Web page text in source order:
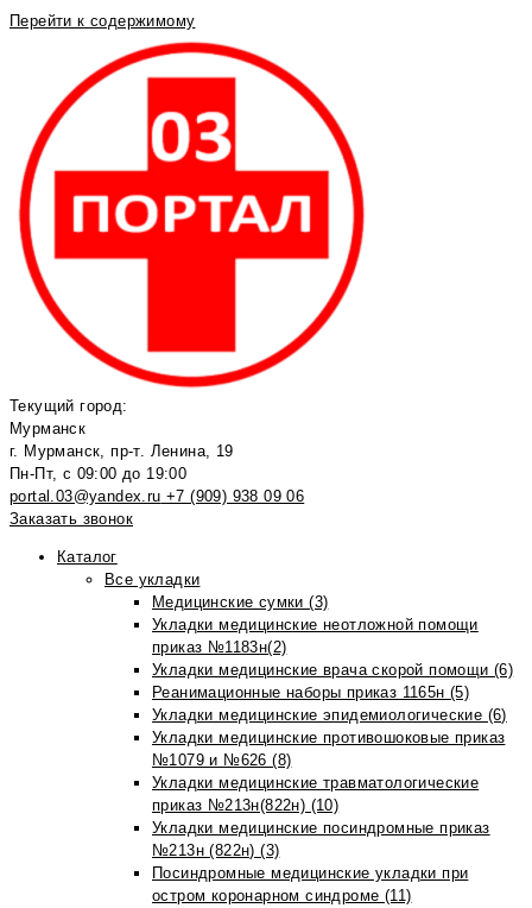
Перейти к содержимому
Текущий город:
Мурманск
г. Мурманск, пр-т. Ленина, 19
Пн-Пт, с 09:00 до 19:00
portal.03@yandex.ru +7 (909) 938 09 06
Заказать звонок
Каталог
Все укладки
Медицинские сумки (3)
Укладки медицинские неотложной помощи
приказ №1183н(2)
Укладки медицинские врача скорой помощи (6)
Реанимационные наборы приказ 1165н (5)
Укладки медицинские эпидемиологические (6)
Укладки медицинские противошоковые приказ
№1079 и №626 (8)
Укладки медицинские травматологические
приказ №213н(822н) (10)
Укладки медицинские посиндромные приказ
№213н (822н) (3)
Посиндромные медицинские укладки при
остром коронарном синдроме (11)